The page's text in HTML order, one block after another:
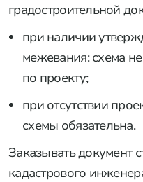
градостроительной
при наличии
межевания: схема
по проекту;
при отсутствии
схемы обязательна.
Заказывать документ
кадастрового